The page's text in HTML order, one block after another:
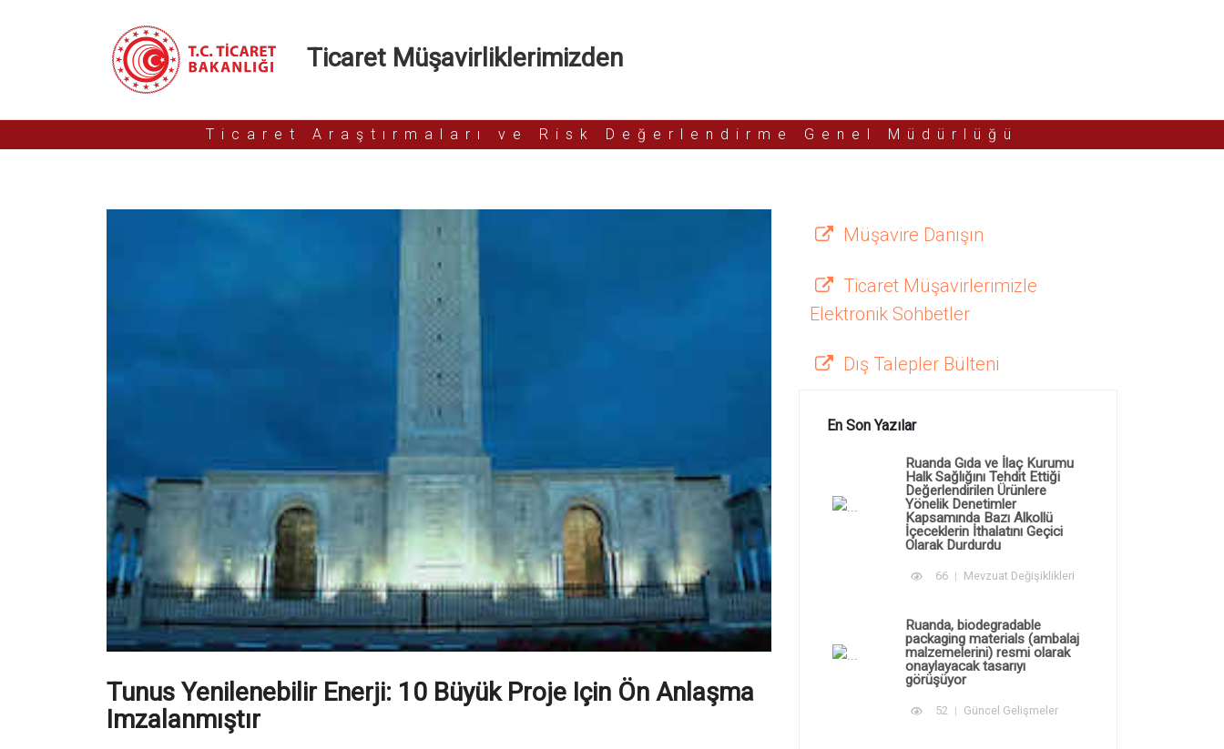
Ticaret Müşavirliklerimizden
Ticaret Araştırmaları ve Risk Değerlendirme Genel Müdürlüğü
Tunus Yenilenebilir Enerji: 10 Büyük Proje Için Ön Anlaşma
Imzalanmıştır
Müşavire Danışın
Ticaret Müşavirlerimizle
Elektronik Sohbetler
Dış Talepler Bülteni
En Son Yazılar
Ruanda Gıda ve İlaç Kurumu
Halk Sağlığını Tehdit Ettiği
Değerlendirilen Ürünlere
Yönelik Denetimler
Kapsamında Bazı Alkollü
İçeceklerin İthalatını Geçici
Olarak Durdurdu
66 Mevzuat Değişiklikleri
Ruanda, biodegradable
packaging materials (ambalaj
malzemelerini) resmi olarak
onaylayacak tasarıyı
görüşüyor
52 Güncel Gelişmeler